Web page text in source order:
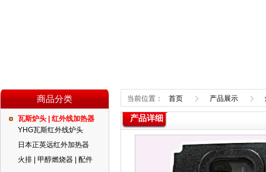
商品分类
瓦斯炉头 | 红外线加热器
YHG瓦斯红外线炉头
日本正英远红外加热器
火排 | 甲醇燃烧器 | 配件
当前位置： 首页 产品展示
产品详细